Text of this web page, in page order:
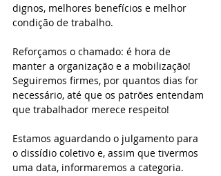
dignos, melhores benefícios e melhor
condição de trabalho.
Reforçamos o chamado: é hora de
manter a organização e a mobilização!
Seguiremos firmes, por quantos dias for
necessário, até que os patrões entendam
que trabalhador merece respeito!
Estamos aguardando o julgamento para
o dissídio coletivo e, assim que tivermos
uma data, informaremos a categoria.